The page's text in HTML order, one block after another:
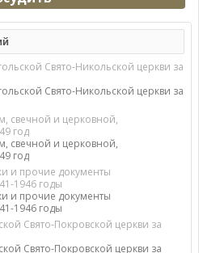
Свято-Никольской церкви за
Свято-Никольской церкви за
свечной и церковной,
год
свечной и церковной,
год
и прочие документы
1946 годы
и прочие документы
1946 годы
Свято-Покровской церкви за
Свято-Покровской церкви за